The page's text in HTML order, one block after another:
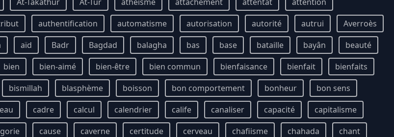
authentification automatisme autorisation autorité autrui
Averroès
aïd Badr Bagdad balagha bas base bataille bayân
beauté
bien bien-aimé bien-être bien commun bienfaisance bienfait
bienfaits
bismillah blasphème boisson bon comportement bonheur
bon sens
cadre calcul calendrier calife canaliser capacité
capitalisme
cause caverne certitude cerveau chafiisme chahada
chant